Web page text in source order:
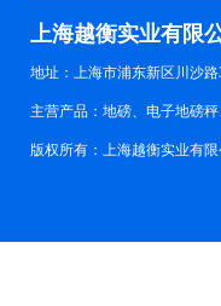
上海越衡实业有限
地址：上海市浦东新区川沙路
主营产品：地磅、电子地磅
版权所有：上海越衡实业有